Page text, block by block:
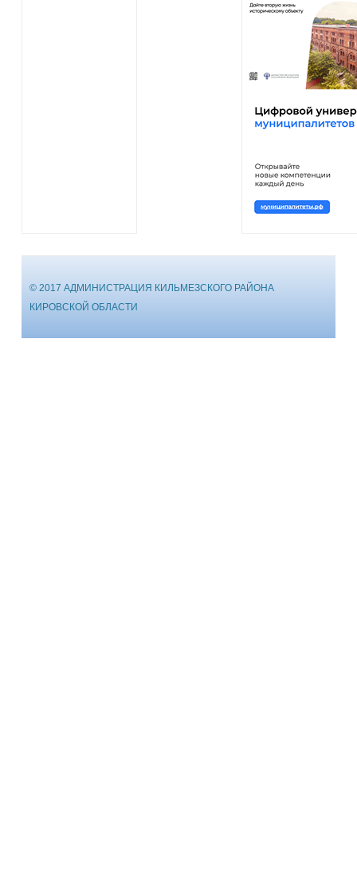
© 2017 АДМИНИСТРАЦИЯ КИЛЬМЕЗСКОГО РАЙОНА
КИРОВСКОЙ ОБЛАСТИ